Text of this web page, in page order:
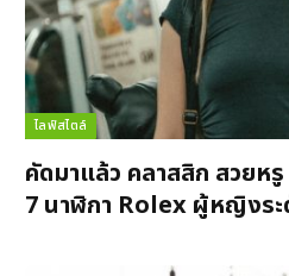
ไลฟ์สไตล์
คัดมาแล้ว คลาสสิก สวยห
7 นาฬิกา Rolex ผู้หญิงระ